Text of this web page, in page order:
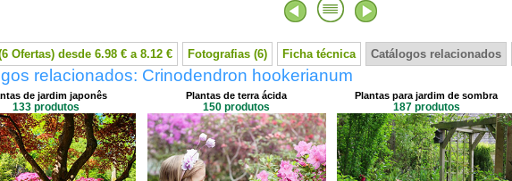
Ofertas) desde 6.98 € a 8.12 € Fotografias (6) Ficha técnica Catálogos relacionados
relacionados: Crinodendron hookerianum
de jardim japonês
133 produtos
Plantas de terra ácida
150 produtos
Plantas para jardim de sombra
187 produtos